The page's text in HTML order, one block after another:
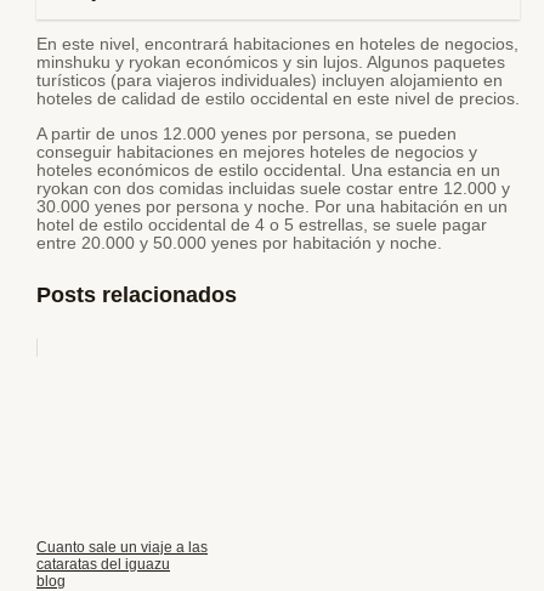
En este nivel, encontrará habitaciones en hoteles de negocios,
minshuku y ryokan económicos y sin lujos. Algunos paquetes
turísticos (para viajeros individuales) incluyen alojamiento en
hoteles de calidad de estilo occidental en este nivel de precios.
A partir de unos 12.000 yenes por persona, se pueden
conseguir habitaciones en mejores hoteles de negocios y
hoteles económicos de estilo occidental. Una estancia en un
ryokan con dos comidas incluidas suele costar entre 12.000 y
30.000 yenes por persona y noche. Por una habitación en un
hotel de estilo occidental de 4 o 5 estrellas, se suele pagar
entre 20.000 y 50.000 yenes por habitación y noche.
Posts relacionados
Cuanto sale un viaje a las
cataratas del iguazu
blog